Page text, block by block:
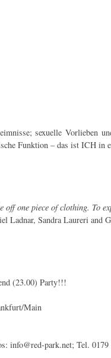
sexuelle Vorlieben
Funktion – das ist ICH in
off one piece of clothing. To
Ladnar, Sandra Laureri and
(23.00) Party!!!
Main
info@red-park.net; Tel. 0179